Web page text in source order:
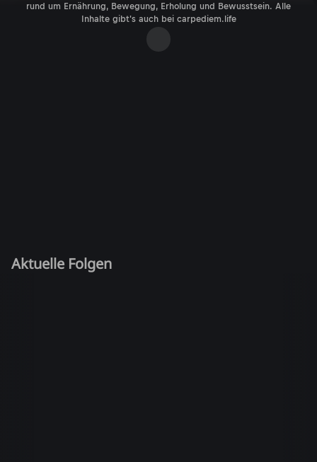
rund um Ernährung, Bewegung, Erholung und Bewusstsein. Alle
Inhalte gibt's auch bei carpediem.life
Aktuelle Folgen